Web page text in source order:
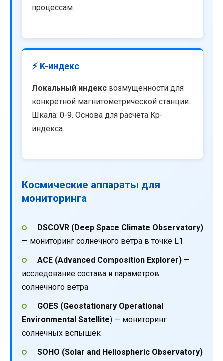
процессам.
⚡ K-индекс
Локальный индекс возмущенности для
конкретной магнитометрической станции.
Шкала: 0-9. Основа для расчета Kp-
индекса.
Космические аппараты для
мониторинга
DSCOVR (Deep Space Climate Observatory)
— мониторинг солнечного ветра в точке L1
ACE (Advanced Composition Explorer)—
исследование состава и параметров
солнечного ветра
GOES (Geostationary Operational
Environmental Satellite) — мониторинг
солнечных вспышек
SOHO (Solar and Heliospheric Observatory)